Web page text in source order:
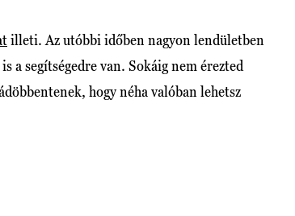
illeti. Az utóbbi időben nagyon lendületben
a segítségedre van. Sokáig nem érezted
hogy néha valóban lehetsz